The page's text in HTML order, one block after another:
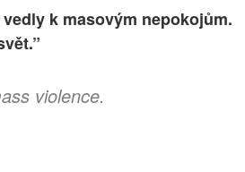
k masovým nepokojům.
violence.